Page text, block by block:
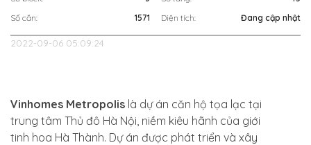
Số căn:
1571 Diện tích: Đang cập nhật
2022-09-06 05:09:24
Vinhomes Metropolis là dự án căn hộ tọa lạc tại
trung tâm Thủ đô Hà Nội, niềm kiêu hãnh của giới
tinh hoa Hà Thành. Dự án được phát triển và xây